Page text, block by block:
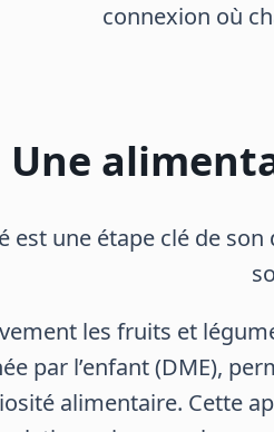
connexion où
Une
est une étape clé de
les fruits et
par l’enfant (DME),
alimentaire. Cette